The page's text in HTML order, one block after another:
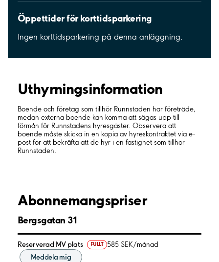
Öppettider för korttidsparkering
Ingen korttidsparkering på denna anläggning.
Uthyrnings­information
Boende och företag som tillhör Runnstaden har företräde,
medan externa boende kan komma att sägas upp till
förmån för Runnstadens hyresgäster. Observera att
boende måste skicka in en kopia av hyreskontraktet via e-
post för att bekräfta att de hyr i en fastighet som tillhör
Runnstaden.
Abonnemangspriser
Bergsgatan 31
Reserverad MV plats FULLT
585 SEK/månad
Meddela mig